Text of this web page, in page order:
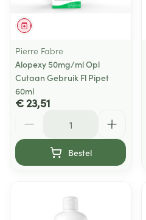
Geneesmiddel
Pierre Fabre
Alopexy 50mg/ml Opl
Cutaan Gebruik Fl Pipet
60ml
€ 23,51
Bestel